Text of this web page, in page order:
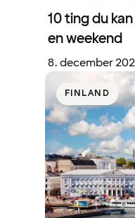
10 ting du
en weekend
8. december
FINLAND